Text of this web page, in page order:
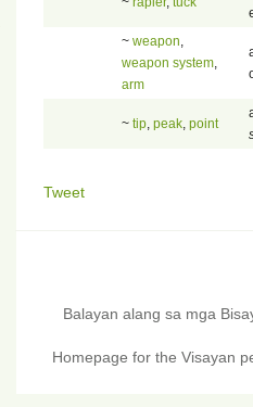
~ weapon
weapon system
arm
~ tip peak point
Tweet
Balayan alang sa mga
Homepage for the Visayan